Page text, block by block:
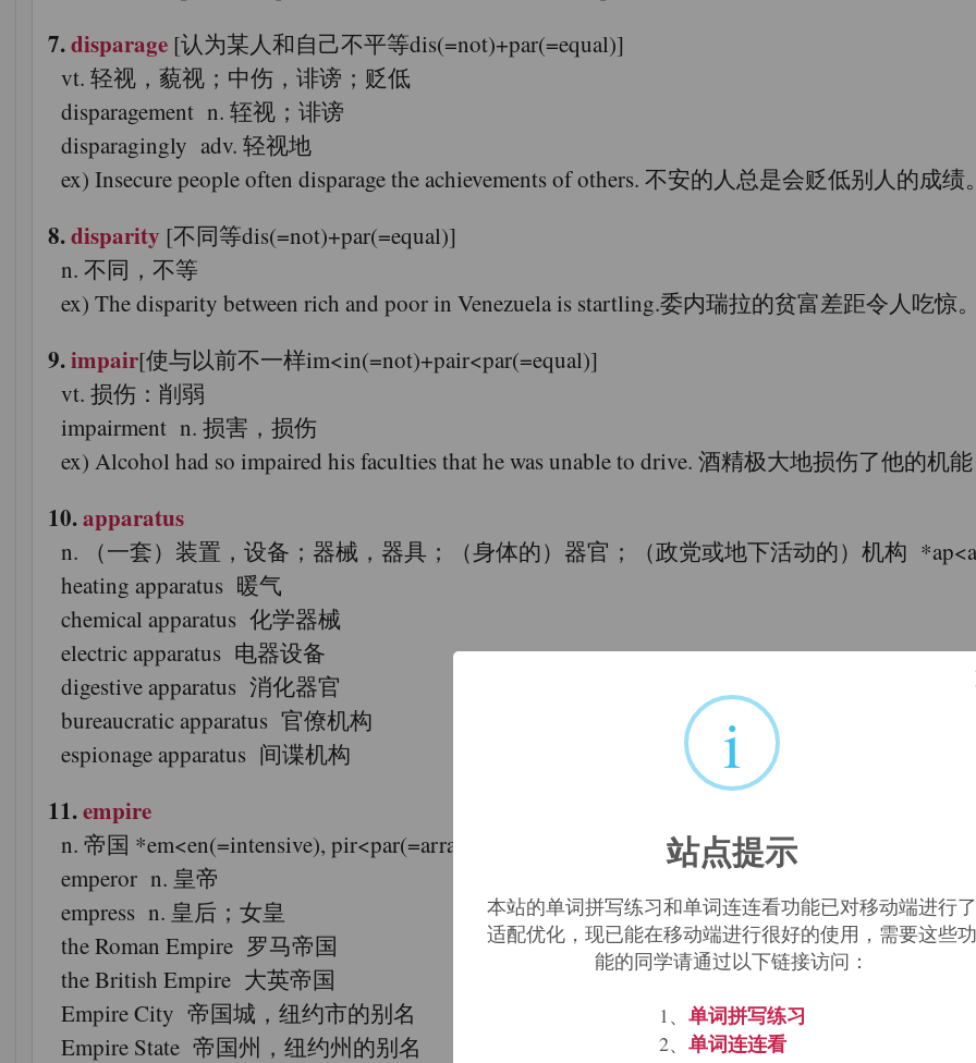
7.disparage [认为某人和自己不平等dis(=not)+par(=equal)]
vt. 轻视，藐视；中伤，诽谤；贬低
disparagement n. 轾视；诽谤
disparagingly adv. 轻视地
ex) Insecure people often disparage the achievements of others. 不安的人总是会贬低别人的成绩。
8.disparity [不同等dis(=not)+par(=equal)]
n. 不同，不等
ex) The disparity between rich and poor in Venezuela is startling.委内瑞拉的贫富差距令人吃惊。
9.impair[使与以前不一样im<in(=not)+pair<par(=equal)]
vt. 损伤：削弱
impairment n. 损害，损伤
ex) Alcohol had so impaired his faculties that he was unable to drive. 酒精极大地损伤了他的机
10.apparatus
n. （一套）装置，设备；器械，器具；（身体的）器官；（政党或地下活动的）机构
heating apparatus 暖气
chemical apparatus 化学器械
electric apparatus 电器设备
digestive apparatus 消化器官
bureaucratic apparatus 官僚机构
espionage apparatus 间谍机构
11.empire
n. 帝国 *em<en(=intensive), pir<par(=arrange)
emperor n. 皇帝
empress n. 皇后；女皇
the Roman Empire 罗马帝国
the British Empire 大英帝国
Empire City 帝国城，纽约市的别名
Empire State 帝国州，纽约州的别名
i
站点提示
本站的单词拼写练习和单词连连看功能已对移动端进行了
适配优化，现已能在移动端进行很好的使用，需要这些功
能的同学请通过以下链接访问：
1、 单词拼写练习
2、 单词连连看